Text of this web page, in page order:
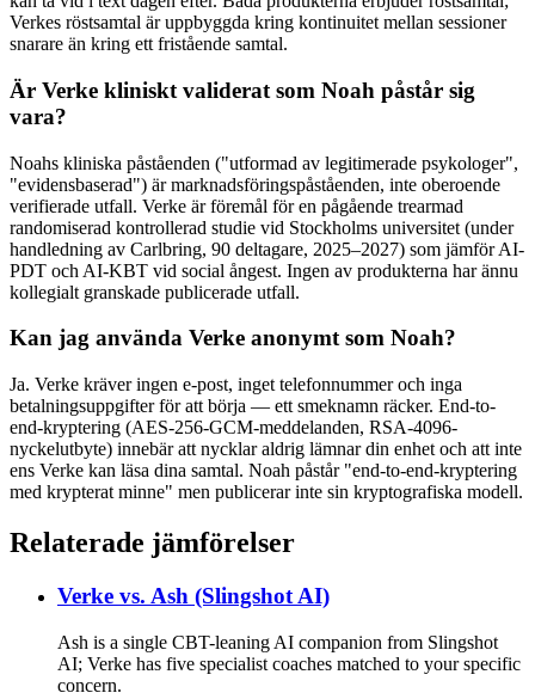
Verkes röstsamtal är uppbyggda kring kontinuitet mellan sessioner
snarare än kring ett fristående samtal.
Är Verke kliniskt validerat som Noah påstår sig
vara?
Noahs kliniska påståenden ("utformad av legitimerade psykologer",
"evidensbaserad") är marknadsföringspåståenden, inte oberoende
verifierade utfall. Verke är föremål för en pågående trearmad
randomiserad kontrollerad studie vid Stockholms universitet (under
handledning av Carlbring, 90 deltagare, 2025–2027) som jämför AI-
PDT och AI-KBT vid social ångest. Ingen av produkterna har ännu
kollegialt granskade publicerade utfall.
Kan jag använda Verke anonymt som Noah?
Ja. Verke kräver ingen e-post, inget telefonnummer och inga
betalningsuppgifter för att börja — ett smeknamn räcker. End-to-
end-kryptering (AES-256-GCM-meddelanden, RSA-4096-
nyckelutbyte) innebär att nycklar aldrig lämnar din enhet och att inte
ens Verke kan läsa dina samtal. Noah påstår "end-to-end-kryptering
med krypterat minne" men publicerar inte sin kryptografiska modell.
Relaterade jämförelser
Verke vs. Ash (Slingshot AI)
Ash is a single CBT-leaning AI companion from Slingshot
AI; Verke has five specialist coaches matched to your specific
concern.